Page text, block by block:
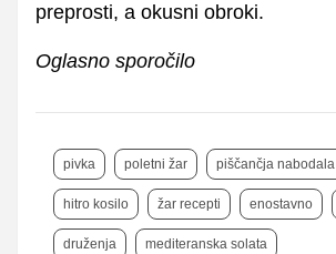
preprosti, a okusni obroki.
Oglasno sporočilo
pivka poletni žar piščančja nabodala
hitro kosilo žar recepti enostavno
druženja mediteranska solata